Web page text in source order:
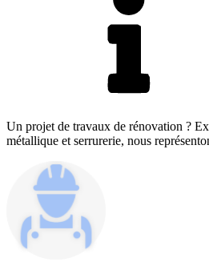
Un projet de travaux de rénovation ?
métallique et serrurerie, nous